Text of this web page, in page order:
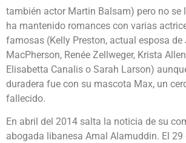
también actor Martin Balsam) pero no se
ha mantenido romances con varias
famosas (Kelly Preston, actual esposa de
MacPherson, Renée Zellweger, Krista
Elisabetta Canalis o Sarah Larson)
duradera fue con su mascota Max, un
fallecido.
En abril del 2014 salta la noticia de su
abogada libanesa Amal Alamuddin. El 29